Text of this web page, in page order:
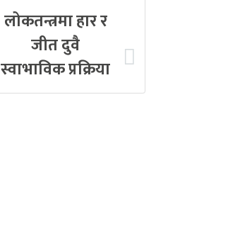
लोकतन्त्रमा हार र
जीत दुवै
स्वाभाविक प्रक्रिया